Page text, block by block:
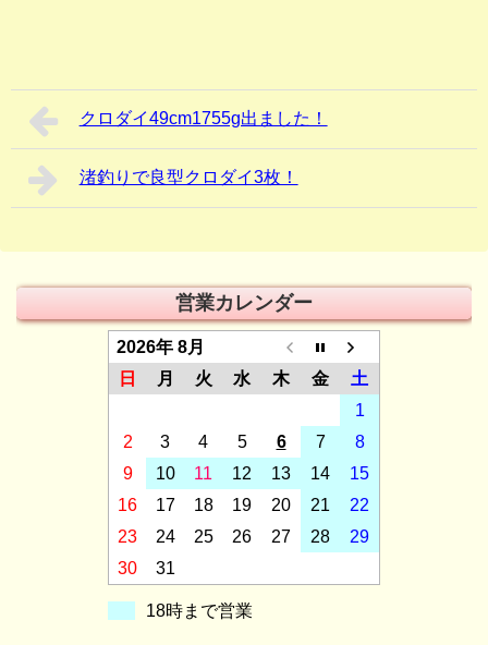
クロダイ49cm1755g出ました！
渚釣りで良型クロダイ3枚！
営業カレンダー
2026年 8月
日
月 火 水 木 金
土
1
2
3 4 5 6 7
8
9
10 11 12 13 14
15
16
17 18 19 20 21
22
23
24 25 26 27 28
29
30
31
18時まで営業